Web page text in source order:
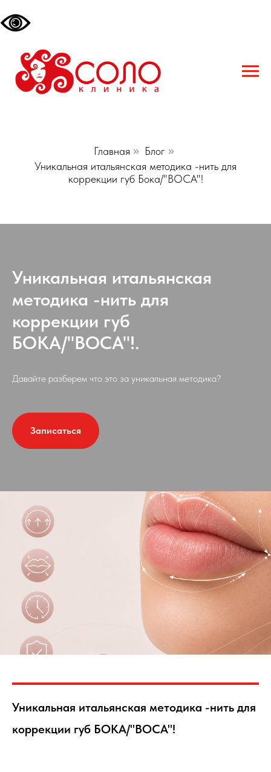
Главная » Блог »
Уникальная итальянская методика -нить для
коррекции губ Бока/"BOCA"!
Уникальная итальянская
методика -нить для
коррекции губ
БОКА/"BOCA"!.
Давайте разберем что это за уникальная методика?
Записаться
Уникальная итальянская методика -нить для
коррекции губ БОКА/"BOCA"!